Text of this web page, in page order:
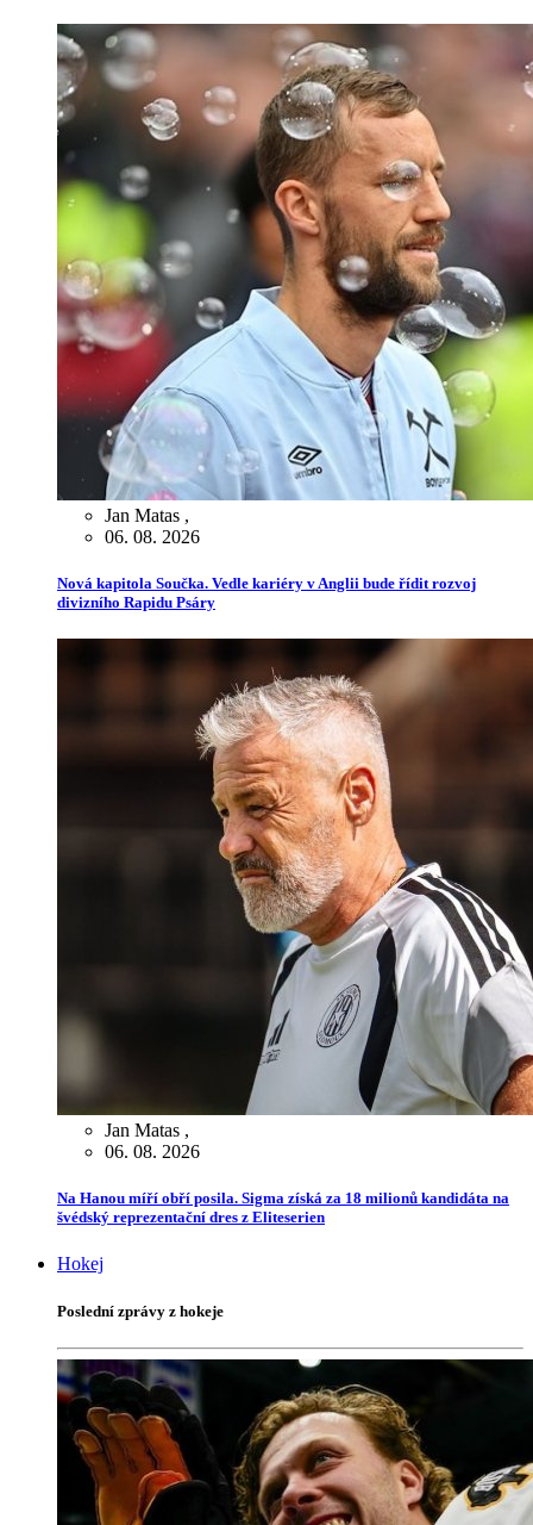
Jan Matas ,
06. 08. 2026
Nová kapitola Součka. Vedle kariéry v Anglii bude řídit rozvoj
divizního Rapidu Psáry
Jan Matas ,
06. 08. 2026
Na Hanou míří obří posila. Sigma získá za 18 milionů kandidáta na
švédský reprezentační dres z Eliteserien
Hokej
Poslední zprávy z hokeje